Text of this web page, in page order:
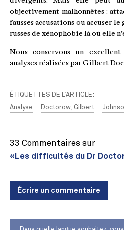
objectivement malhonnêtes :
fausses accusations ou accuser
russes de xénophobie là où elle
Nous conservons un
analyses réalisées par Gilbert
ÉTIQUETTES DE L’ARTICLE:
Analyse
Doctorow, Gilbert
33 Commentaires sur
«Les difficultés du Dr
Écrire un commentaire